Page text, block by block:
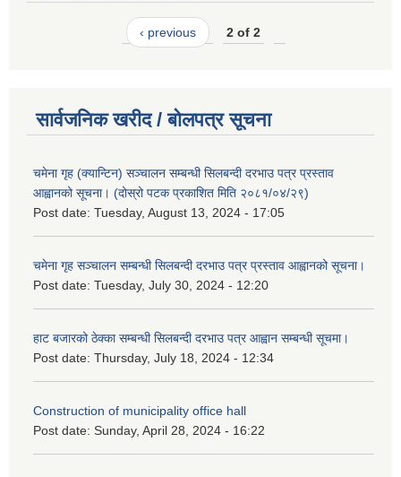
‹ previous 2 of 2
सार्वजनिक खरीद / बोलपत्र सूचना
चमेना गृह (क्यान्टिन) सञ्चालन सम्बन्धी सिलबन्दी दरभाउ पत्र प्रस्ताव
आह्वानको सूचना। (दोस्रो पटक प्रकाशित मिति २०८१/०४/२९)
Post date: Tuesday, August 13, 2024 - 17:05
चमेना गृह सञ्चालन सम्बन्धी सिलबन्दी दरभाउ पत्र प्रस्ताव आह्वानको सूचना।
Post date: Tuesday, July 30, 2024 - 12:20
हाट बजारको ठेक्का सम्बन्धी सिलबन्दी दरभाउ पत्र आह्वान सम्बन्धी सूचमा।
Post date: Thursday, July 18, 2024 - 12:34
Construction of municipality office hall
Post date: Sunday, April 28, 2024 - 16:22